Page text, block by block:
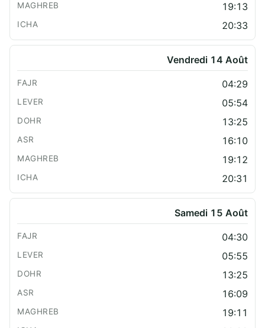
19:13
20:33
Vendredi 14 Août
04:29
05:54
13:25
16:10
19:12
20:31
Samedi 15 Août
04:30
05:55
13:25
16:09
19:11